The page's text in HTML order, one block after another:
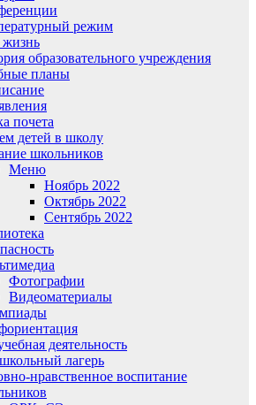
режим
образовательного учреждения
планы
почета
детей в школу
школьников
Меню
Ноябрь 2022
Октябрь 2022
Сентябрь 2022
Фотографии
Видеоматериалы
деятельность
лагерь
нравственное воспитание